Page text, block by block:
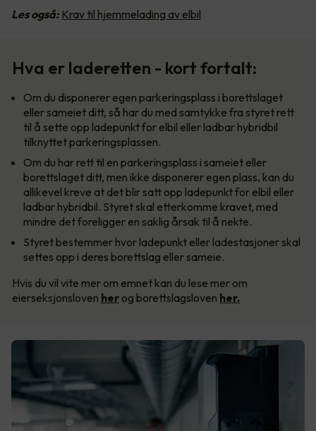
Les også: Krav til hjemmelading av elbil
Hva er laderetten - kort fortalt:
Om du disponerer egen parkeringsplass i borettslaget
eller sameiet ditt, så har du med samtykke fra styret rett
til å sette opp ladepunkt for elbil eller ladbar hybridbil
tilknyttet parkeringsplassen.
Om du har rett til en parkeringsplass i sameiet eller
borettslaget ditt, men ikke disponerer egen plass, kan du
allikevel kreve at det blir satt opp ladepunkt for elbil eller
ladbar hybridbil. Styret skal etterkomme kravet, med
mindre det foreligger en saklig årsak til å nekte.
Styret bestemmer hvor ladepunkt eller ladestasjoner skal
settes opp i deres borettslag eller sameie.
Hvis du vil vite mer om emnet kan du lese mer om
eierseksjonsloven her og borettslagsloven her.